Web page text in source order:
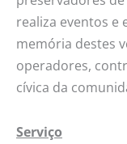
realiza eventos e
memória destes
operadores,
cívica da
Serviço